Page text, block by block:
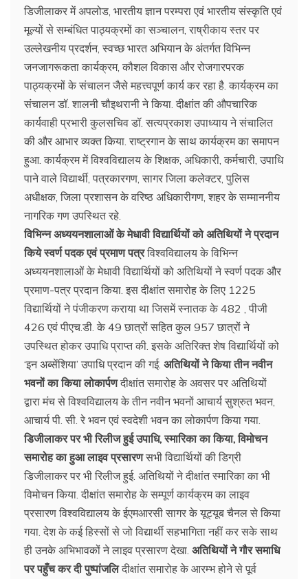
डिजीलाकर में अपलोड, भारतीय ज्ञान परम्परा एवं भारतीय संस्कृति एवं
मूल्यों से सम्बंधित पाठ्यक्रमों का सञ्चालन, राष्रीकाय स्तर पर
उल्लेखनीय प्रदर्शन, स्वच्छ भारत अभियान के अंतर्गत विभिन्न
जनजागरूकता कार्यक्रम, कौशल विकास और रोजगारपरक
पाठ्यक्रमों के संचालन जैसे महत्त्वपूर्ण कार्य कर रहा है. कार्यक्रम का
संचालन डॉ. शालनी चौइथरानी ने किया. दीक्षांत की औपचारिक
कार्यवाही प्रभारी कुलसचिव डॉ. सत्यप्रकाश उपाध्याय ने संचालित
की और आभार व्यक्त किया. राष्ट्रगान के साथ कार्यक्रम का समापन
हुआ. कार्यक्रम में विश्वविद्यालय के शिक्षक, अधिकारी, कर्मचारी, उपाधि
पाने वाले विद्यार्थी, पत्रकारगण, सागर जिला कलेक्टर, पुलिस
अधीक्षक, जिला प्रशासन के वरिष्ठ अधिकारीगण, शहर के सम्माननीय
नागरिक गण उपस्थित रहे.
विभिन्न अध्ययनशालाओं के मेधावी विद्यार्थियों को अतिथियों ने प्रदान
किये स्वर्ण पदक एवं प्रमाण पत्रविश्वविद्यालय के विभिन्न
अध्ययनशालाओं के मेधावी विद्यार्थियों को अतिथियों ने स्वर्ण पदक और
प्रमाण-पत्र प्रदान किया. इस दीक्षांत समारोह के लिए 1225
विद्यार्थियों ने पंजीकरण कराया था जिसमें स्नातक के 482 , पीजी
426 एवं पीएच.डी. के 49 छात्रों सहित कुल 957 छात्रों ने
उपस्थित होकर उपाधि प्राप्त की. इसके अतिरिक्त शेष विद्यार्थियों को
‘इन अब्सेंशिया’ उपाधि प्रदान की गई. अतिथियों ने किया तीन नवीन
भवनों का किया लोकार्पणदीक्षांत समारोह के अवसर पर अतिथियों
द्वारा मंच से विश्वविद्यालय के तीन नवीन भवनों आचार्य सुश्रुत भवन,
आचार्य पी. सी. रे भवन एवं स्वदेशी भवन का लोकार्पण किया गया.
डिजीलाकर पर भी रिलीज हुई उपाधि, स्मारिका का किया, विमोचन
समारोह का हुआ लाइव प्रसारणसभी विद्यार्थियों की डिग्री
डिजीलाकर पर भी रिलीज हुई. अतिथियों ने दीक्षांत स्मारिका का भी
विमोचन किया. दीक्षांत समारोह के सम्पूर्ण कार्यक्रम का लाइव
प्रसारण विश्वविद्यालय के ईएमआरसी सागर के यूट्यूब चैनल से किया
गया. देश के कई हिस्सों से जो विद्यार्थी सहभागिता नहीं कर सके साथ
ही उनके अभिभावकों ने लाइव प्रसारण देखा. अतिथियों ने गौर समाधि
पर पहुँच कर दी पुष्पांजलिदीक्षांत समारोह के आरम्भ होने से पूर्व